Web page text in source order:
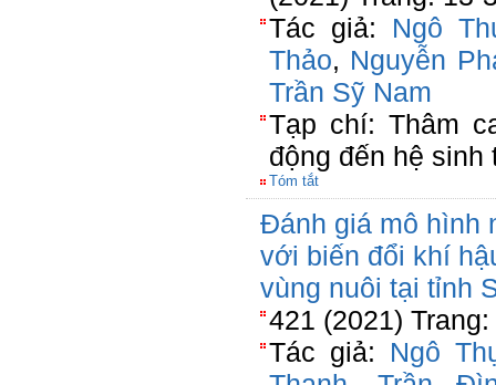
Tác giả: Ngô
Thảo, Nguyễn
Trần Sỹ Nam
Tạp chí: Thâm
động đến hệ sinh
Tóm tắt
Đánh giá mô hình
với biến đổi khí
vùng nuôi tại tỉnh
421 (2021)
Tác giả: Ngô